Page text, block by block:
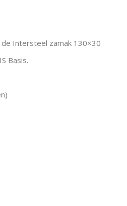
Intersteel zamak 130×30
Basis.